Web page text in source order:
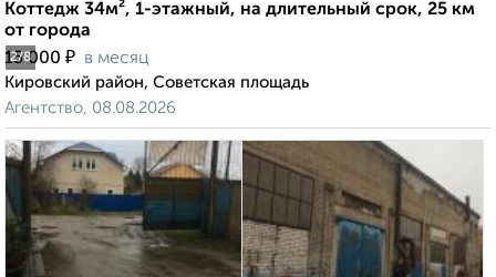
2/8
Коттедж 34м², 1-этажный, на длительный срок, 25 км
от города
15 000 ₽ в месяц
Кировский район, Советская площадь
Агентство, 08.08.2026